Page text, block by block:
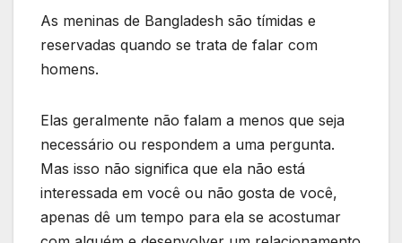
As meninas de Bangladesh são tímidas e
reservadas quando se trata de falar com
homens.
Elas geralmente não falam a menos que seja
necessário ou respondem a uma pergunta.
Mas isso não significa que ela não está
interessada em você ou não gosta de você,
apenas dê um tempo para ela se acostumar